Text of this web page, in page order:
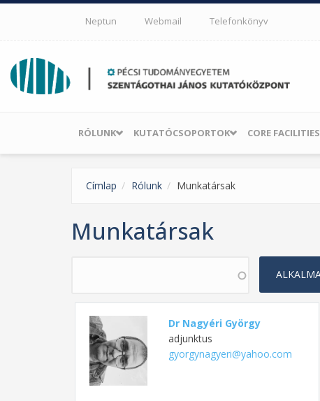
Ugrás a tartalomra
Neptun Webmail Telefonkönyv
RÓLUNK KUTATÓCSOPORTOK CORE FACILITIES
Címlap Rólunk Munkatársak
Munkatársak
Dr Nagyéri György
adjunktus
gyorgynagyeri@yahoo.com